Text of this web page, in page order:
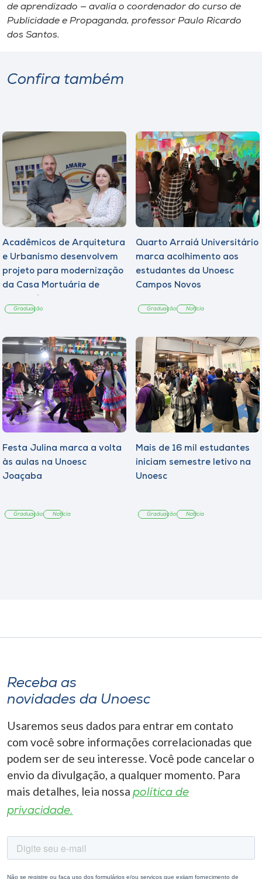
de aprendizado — avalia o coordenador do curso de
Publicidade e Propaganda, professor Paulo Ricardo
dos Santos.
Confira também
Acadêmicos de Arquitetura
e Urbanismo desenvolvem
projeto para modernização
da Casa Mortuária de
Graduação
Quarto Arraiá Universitário
marca acolhimento aos
estudantes da Unoesc
Campos Novos
Graduação Notícia
Festa Julina marca a volta
às aulas na Unoesc
Joaçaba
Graduação Notícia
Mais de 16 mil estudantes
iniciam semestre letivo na
Unoesc
Graduação Notícia
Receba as
novidades da Unoesc
Usaremos seus dados para entrar em contato
com você sobre informações correlacionadas que
podem ser de seu interesse. Você pode cancelar o
envio da divulgação, a qualquer momento. Para
mais detalhes, leia nossa política de
privacidade.